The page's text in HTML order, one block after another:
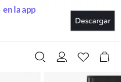
en la app